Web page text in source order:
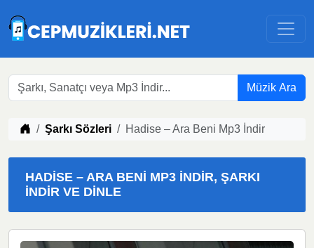
Müzik Ara
Müzik indir
Şarkı Sözleri Hadise – Ara Beni Mp3 İndir
HADISE – ARA BENI MP3 İNDIR, ŞARKI
İNDIR VE DINLE